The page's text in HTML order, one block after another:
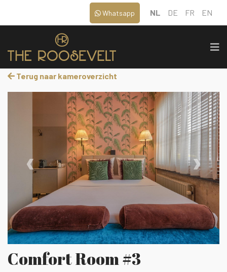
NL DE FR EN
Whatsapp
Terug naar kameroverzicht
‹ ›
Comfort Room #3